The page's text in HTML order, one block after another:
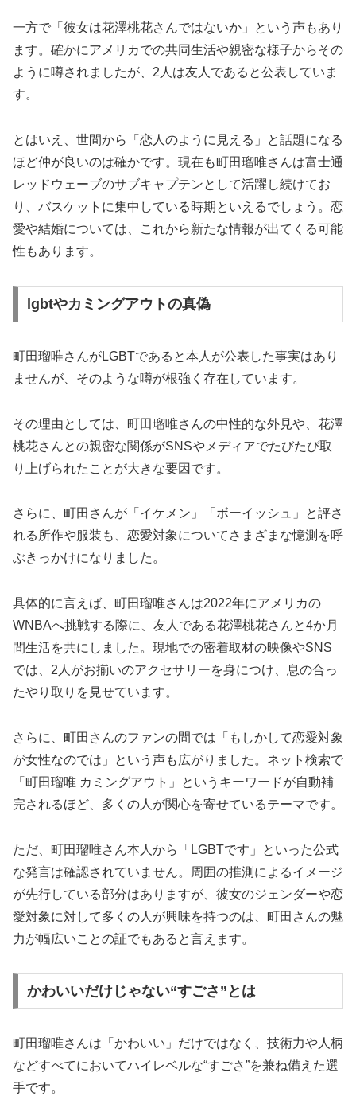
一方で「彼女は花澤桃花さんではないか」という声もあり
ます。確かにアメリカでの共同生活や親密な様子からその
ように噂されましたが、2人は友人であると公表していま
す。
とはいえ、世間から「恋人のように見える」と話題になる
ほど仲が良いのは確かです。現在も町田瑠唯さんは富士通
レッドウェーブのサブキャプテンとして活躍し続けてお
り、バスケットに集中している時期といえるでしょう。恋
愛や結婚については、これから新たな情報が出てくる可能
性もあります。
lgbtやカミングアウトの真偽
町田瑠唯さんがLGBTであると本人が公表した事実はあり
ませんが、そのような噂が根強く存在しています。
その理由としては、町田瑠唯さんの中性的な外見や、花澤
桃花さんとの親密な関係がSNSやメディアでたびたび取
り上げられたことが大きな要因です。
さらに、町田さんが「イケメン」「ボーイッシュ」と評さ
れる所作や服装も、恋愛対象についてさまざまな憶測を呼
ぶきっかけになりました。
具体的に言えば、町田瑠唯さんは2022年にアメリカの
WNBAへ挑戦する際に、友人である花澤桃花さんと4か月
間生活を共にしました。現地での密着取材の映像やSNS
では、2人がお揃いのアクセサリーを身につけ、息の合っ
たやり取りを見せています。
さらに、町田さんのファンの間では「もしかして恋愛対象
が女性なのでは」という声も広がりました。ネット検索で
「町田瑠唯 カミングアウト」というキーワードが自動補
完されるほど、多くの人が関心を寄せているテーマです。
ただ、町田瑠唯さん本人から「LGBTです」といった公式
な発言は確認されていません。周囲の推測によるイメージ
が先行している部分はありますが、彼女のジェンダーや恋
愛対象に対して多くの人が興味を持つのは、町田さんの魅
力が幅広いことの証でもあると言えます。
かわいいだけじゃない“すごさ”とは
町田瑠唯さんは「かわいい」だけではなく、技術力や人柄
などすべてにおいてハイレベルな“すごさ”を兼ね備えた選
手です。